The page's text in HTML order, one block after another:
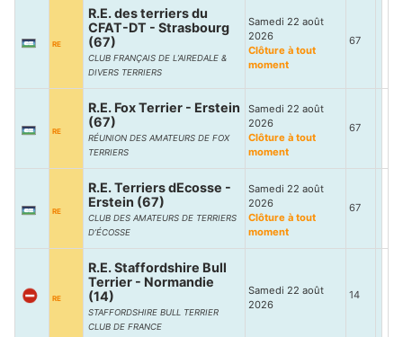
RE
R.E. des terriers du
CFAT-DT - Strasbourg
(67)
CLUB FRANÇAIS DE L’AIREDALE &
DIVERS TERRIERS
Samedi 22 août
2026
Clôture à tout
moment
67
RE
R.E. Fox Terrier - Erstein
(67)
RÉUNION DES AMATEURS DE FOX
TERRIERS
Samedi 22 août
2026
Clôture à tout
moment
67
RE
R.E. Terriers dEcosse -
Erstein (67)
CLUB DES AMATEURS DE TERRIERS
D’ÉCOSSE
Samedi 22 août
2026
Clôture à tout
moment
67
RE
R.E. Staffordshire Bull
Terrier - Normandie
(14)
STAFFORDSHIRE BULL TERRIER
CLUB DE FRANCE
Samedi 22 août
2026
14